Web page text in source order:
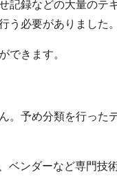
記録などの大量のテ
う必要がありました
きます。
。予め分類を行った
ベンダーなど専門技